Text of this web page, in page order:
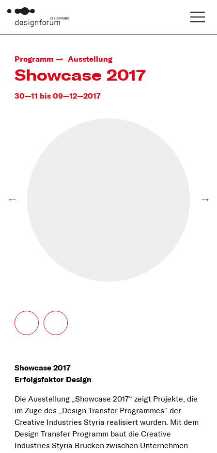
Programm Ausstellung
Showcase 2017
30—11 bis 09—12—2017
← →
Showcase 2017
Erfolgsfaktor Design
Die Ausstellung „Showcase 2017“ zeigt Projekte, die
im Zuge des „Design Transfer Programmes“ der
Creative Industries Styria realisiert wurden. Mit dem
Design Transfer Programm baut die Creative
Industries Styria Brücken zwischen Unternehmen